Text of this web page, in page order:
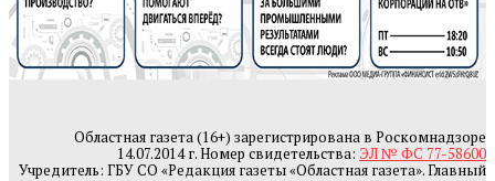
Областная газета (16+) зарегистрирована в Роскомнадзоре
14.07.2014 г. Номер свидетельства: ЭЛ № ФС 77-58600
Учредитель: ГБУ СО «Редакция газеты «Областная газета». Главный